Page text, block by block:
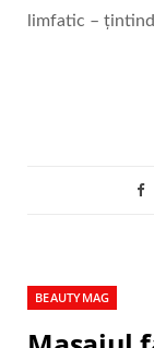
limfatic –
BEAUTYMAG